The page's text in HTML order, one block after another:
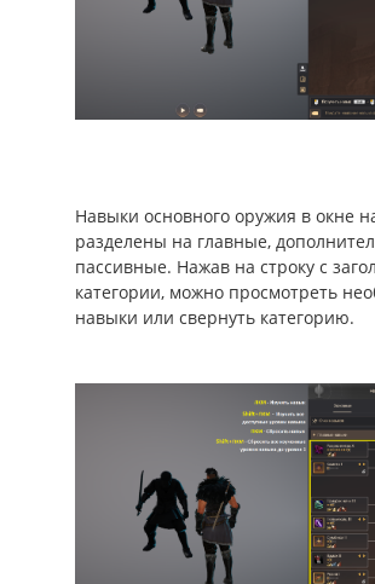
Навыки основного оружия в окне
разделены на главные,
пассивные. Нажав на строку с
категории, можно просмотреть
навыки или свернуть категорию.